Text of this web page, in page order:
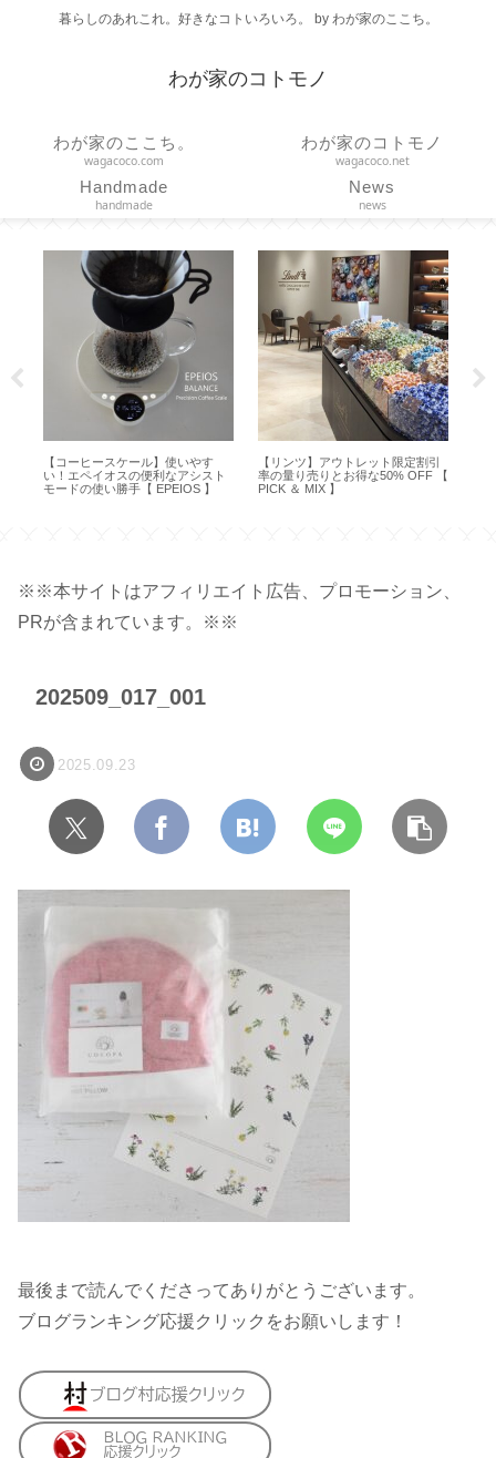
暮らしのあれこれ。好きなコトいろいろ。 by わが家のここち。
わが家のコトモノ
わが家のここち。
wagacoco.com
わが家のコトモノ
wagacoco.net
Handmade
handmade
News
news
【コーヒースケール】使いやす
い！エペイオスの便利なアシスト
モードの使い勝手【 EPEIOS 】
【リンツ】アウトレット限定割引
率の量り売りとお得な50% OFF 【
PICK ＆ MIX 】
※※本サイトはアフィリエイト広告、プロモーション、
PRが含まれています。※※
202509_017_001
2025.09.23
最後まで読んでくださってありがとうございます。
ブログランキング応援クリックをお願いします！